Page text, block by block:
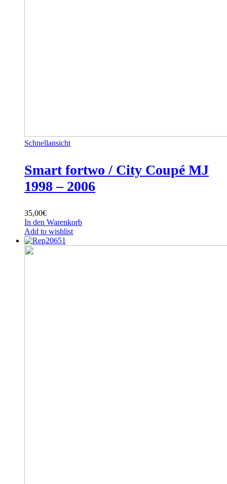
Schnellansicht
Smart fortwo / City Coupé MJ
1998 – 2006
35,00€
In den Warenkorb
Add to wishlist